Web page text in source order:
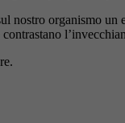
organismo